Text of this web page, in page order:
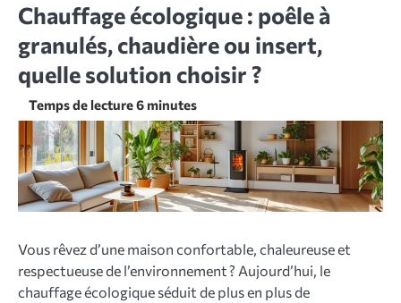
Chauffage écologique : poêle à
granulés, chaudière ou insert,
quelle solution choisir ?
Vous rêvez d’une maison confortable, chaleureuse et
respectueuse de l’environnement ? Aujourd’hui, le
chauffage écologique séduit de plus en plus de